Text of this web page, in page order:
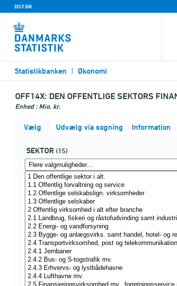
DST.DK
Statistikbanken Økonomi
OFF14X: DEN OFFENTLIGE SEKTORS
Enhed : Mio. kr.
Vælg Udvælg via søgning Information
SEKTOR (15)